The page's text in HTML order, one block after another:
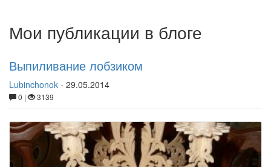
Мои публикации в блоге
Выпиливание лобзиком
Lubinchonok - 29.05.2014
0 | 3139